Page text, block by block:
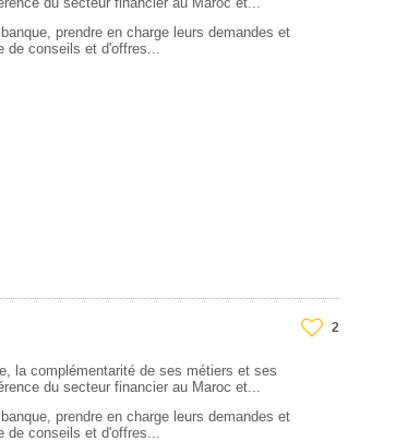
prendre en charge leurs demandes et
de conseils et d'offres...
2
la complémentarité de ses métiers et ses
du secteur financier au Maroc et...
prendre en charge leurs demandes et
de conseils et d'offres...